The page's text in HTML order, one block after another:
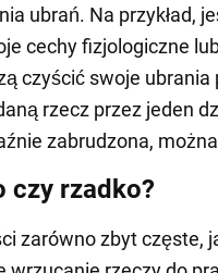
ubrań. Na przykład,
cechy fizjologiczne
czyścić swoje
rzecz przez jeden
zabrudzona,
czy rzadko?
zarówno zbyt częste,